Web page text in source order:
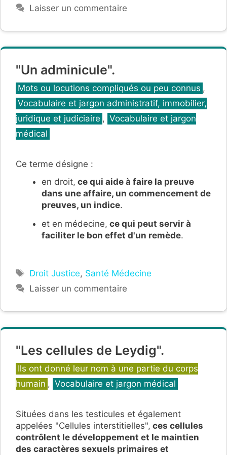
Laisser un commentaire
"Un adminicule".
Catégories
Mots ou locutions compliqués ou peu connus ,
Vocabulaire et jargon administratif, immobilier,
juridique et judiciaire , Vocabulaire et jargon
médical
Ce terme désigne :
en droit, ce qui aide à faire la preuve
dans une affaire, un commencement de
preuves, un indice.
et en médecine, ce qui peut servir à
faciliter le bon effet d'un remède.
Étiquettes
Droit Justice, Santé Médecine
Laisser un commentaire
"Les cellules de Leydig".
Catégories
Ils ont donné leur nom à une partie du corps
humain , Vocabulaire et jargon médical
Situées dans les testicules et également
appelées "Cellules interstitielles", ces cellules
contrôlent le développement et le maintien
des caractères sexuels primaires et